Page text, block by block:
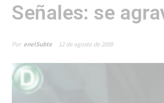
Señales: se
Por enelSubte 12 de agosto de 2008